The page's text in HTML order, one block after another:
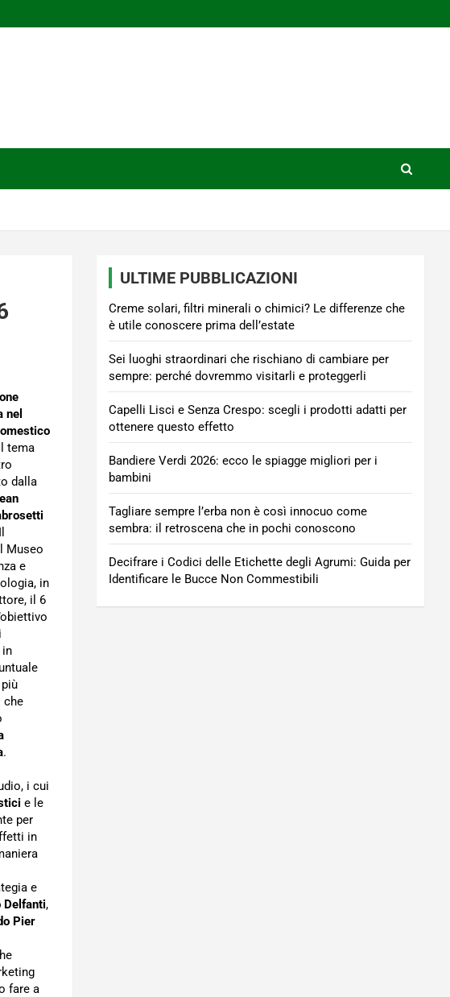
nel
tema
dalla
Museo
e
in
il 6
in
che
.
i cui
e le
per
in
e
Delfanti,
Pier
fare a
ULTIME PUBBLICAZIONI
Creme solari, filtri minerali o chimici? Le differenze che
è utile conoscere prima dell’estate
Sei luoghi straordinari che rischiano di cambiare per
sempre: perché dovremmo visitarli e proteggerli
Capelli Lisci e Senza Crespo: scegli i prodotti adatti per
ottenere questo effetto
Bandiere Verdi 2026: ecco le spiagge migliori per i
bambini
Tagliare sempre l’erba non è così innocuo come
sembra: il retroscena che in pochi conoscono
Decifrare i Codici delle Etichette degli Agrumi: Guida per
Identificare le Bucce Non Commestibili